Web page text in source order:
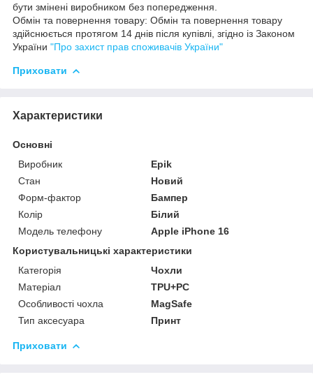
бути змінені виробником без попередження.
Обмін та повернення товару: Обмін та повернення товару
здійснюється протягом 14 днів після купівлі, згідно із Законом
України "Про захист прав споживачів України"
Приховати
Характеристики
Основні
Виробник
Epik
Стан
Новий
Форм-фактор
Бампер
Колір
Білий
Модель телефону
Apple iPhone 16
Користувальницькі характеристики
Категорія
Чохли
Матеріал
TPU+PC
Особливості чохла
MagSafe
Тип аксесуара
Принт
Приховати